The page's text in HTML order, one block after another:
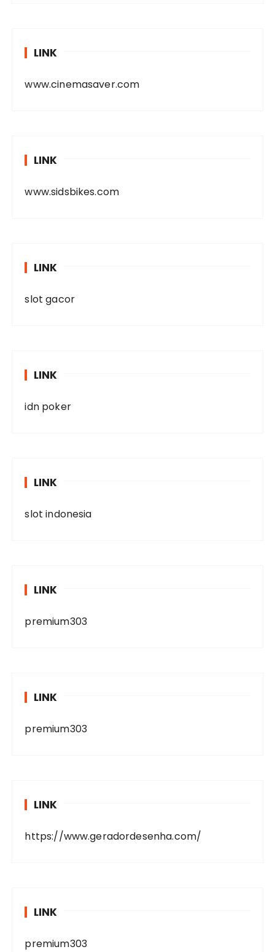
LINK
www.cinemasaver.com
LINK
www.sidsbikes.com
LINK
slot gacor
LINK
idn poker
LINK
slot indonesia
LINK
premium303
LINK
premium303
LINK
https://www.geradordesenha.com/
LINK
premium303